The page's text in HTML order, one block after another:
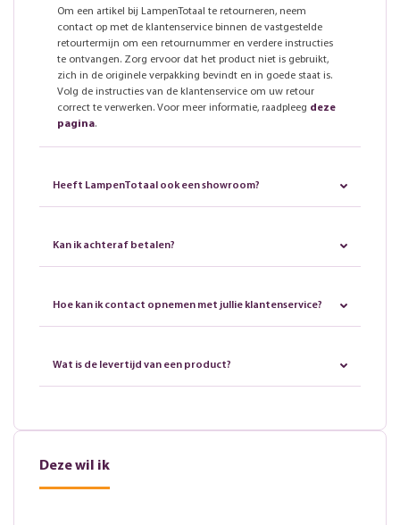
Om een artikel bij LampenTotaal te retourneren, neem
contact op met de klantenservice binnen de vastgestelde
retourtermijn om een retournummer en verdere instructies
te ontvangen. Zorg ervoor dat het product niet is gebruikt,
zich in de originele verpakking bevindt en in goede staat is.
Volg de instructies van de klantenservice om uw retour
correct te verwerken. Voor meer informatie, raadpleeg deze
pagina.
Heeft LampenTotaal ook een showroom?
Kan ik achteraf betalen?
Hoe kan ik contact opnemen met jullie klantenservice?
Wat is de levertijd van een product?
Deze wil ik